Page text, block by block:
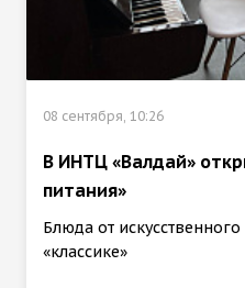
08 сентября, 10:26
В ИНТЦ «Валдай»
питания»
Блюда от
«классике»